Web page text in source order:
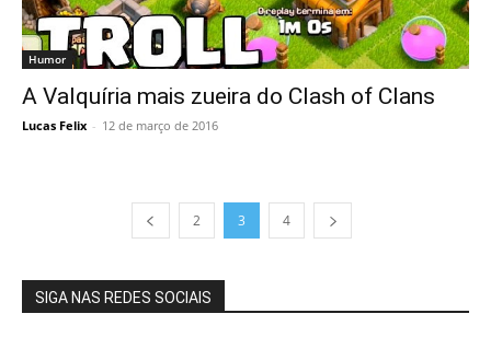
Humor
A Valquíria mais zueira do Clash of Clans
Lucas Felix - 12 de março de 2016
2 3 4
SIGA NAS REDES SOCIAIS